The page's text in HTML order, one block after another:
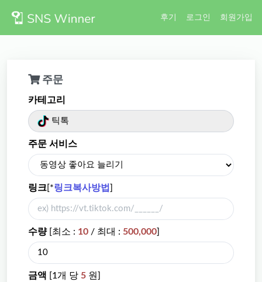
후기 로그인 회원가입
주문
카테고리
틱톡
주문 서비스
링크[*링크복사방법 ]
수량[최소 : 10 / 최대 : 500,000]
금액 [1개 당 5 원]